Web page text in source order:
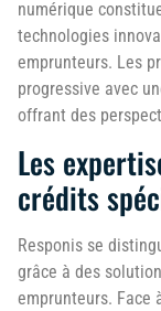
numérique
technologies
emprunteurs. Les
progressive avec
offrant des
Les
crédits
Responis se
grâce à des
emprunteurs. Face